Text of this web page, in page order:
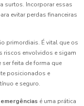
surtos. Incorporar essas
evitar perdas financeiras
primordiais. É vital que os
riscos envolvidos e sigam
feita de forma que
posicionados e
e seguro.
é uma prática